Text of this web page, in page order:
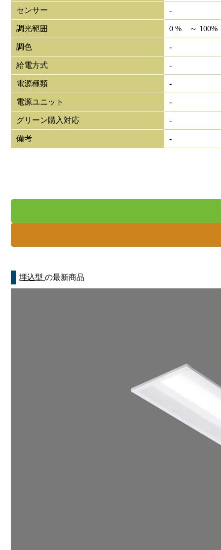
センサー -
調光範囲 0 % ～ 100%
調色 -
給電方式 -
電源種類 -
電源ユニット -
グリーン購入対応 -
備考 -
埋込型の最新商品